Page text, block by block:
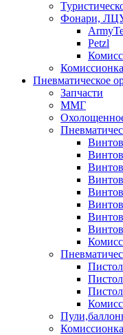
Фонари,
Petzl
Комиссионка
Пневматическое
Запчасти
ММГ
Комиссионка